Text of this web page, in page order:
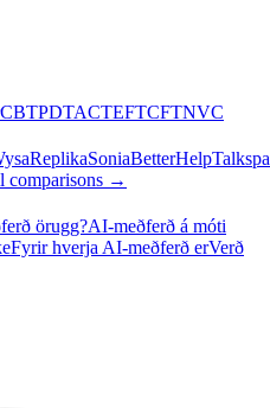
CBTPDTACTEFTCFTNVC
ReplikaSoniaBetterHelp
comparisons →
örugg?AI-meðferð á móti
Fyrir hverja AI-meðferð erVerð